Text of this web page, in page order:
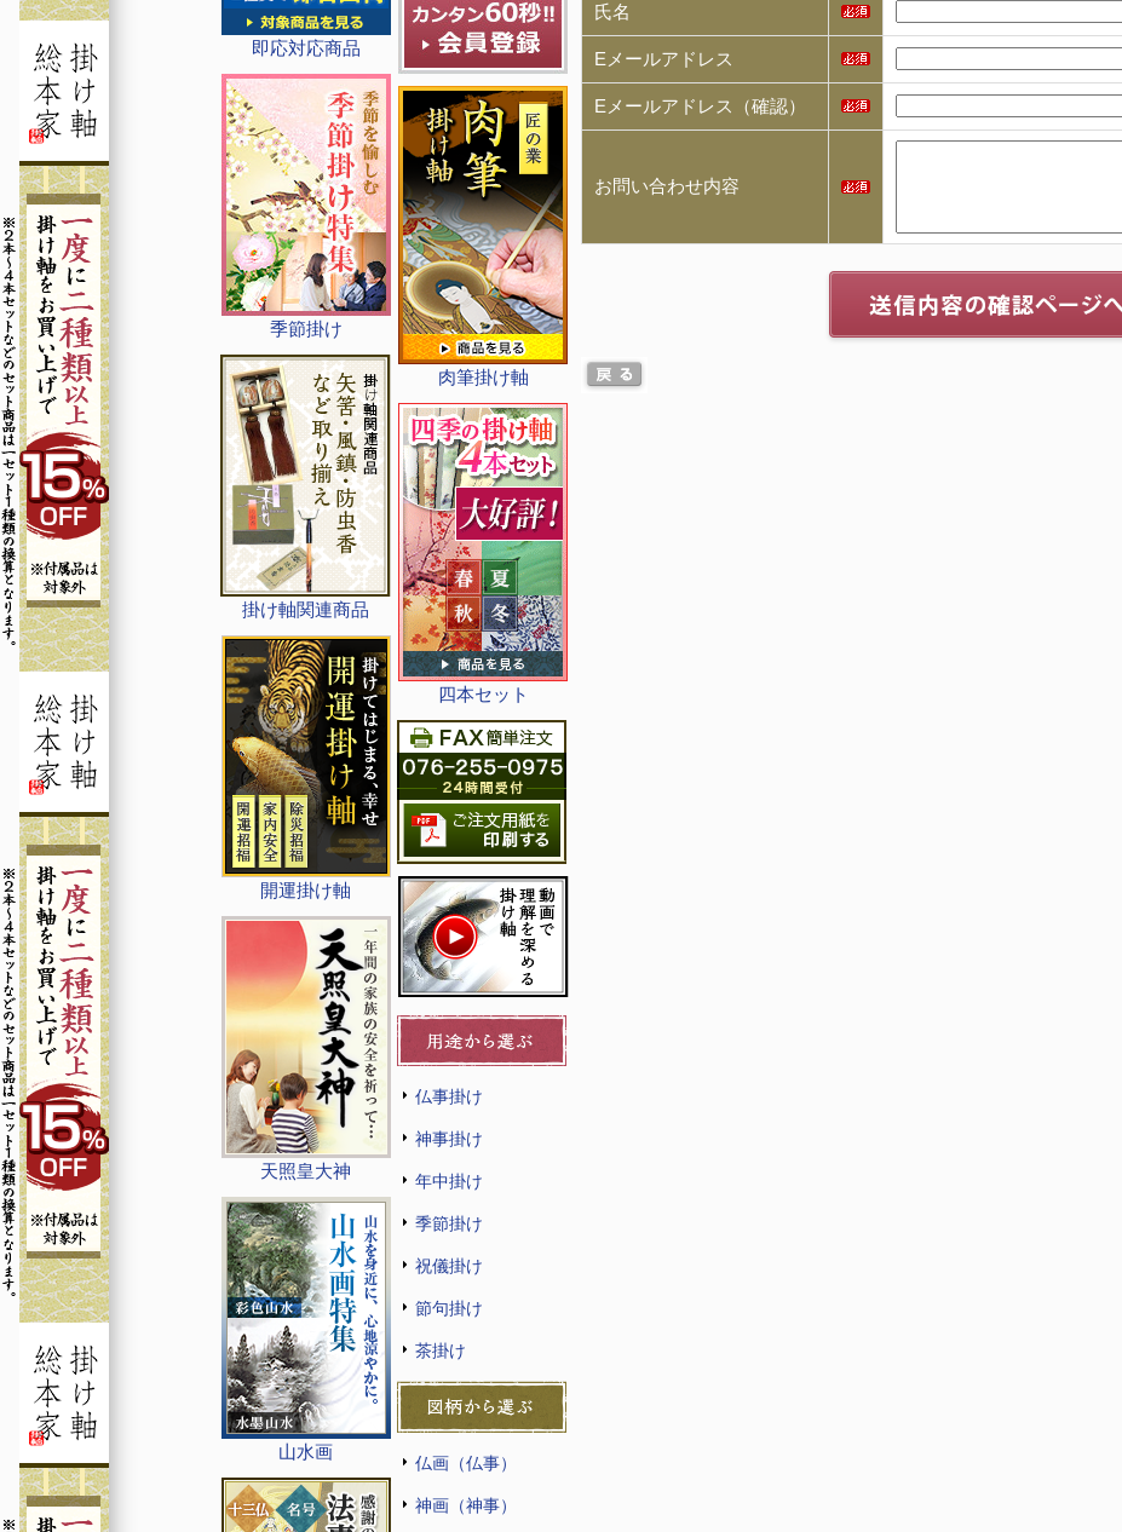
即応対応商品
季節掛け
掛け軸関連商品
開運掛け軸
天照皇大神
山水画
肉筆掛け軸
四本セット
仏事掛け
神事掛け
年中掛け
季節掛け
祝儀掛け
節句掛け
茶掛け
仏画（仏事）
神画（神事）
氏名
Eメールアドレス
Eメールアドレス（確認）
お問い合わせ内容